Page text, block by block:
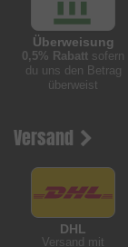
Überweisung
0,5% Rabatt sofern
du uns den Betrag
überweist
Versand
DHL
Versand mit